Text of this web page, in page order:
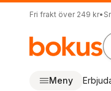
Fri frakt över 249 kr•
Meny